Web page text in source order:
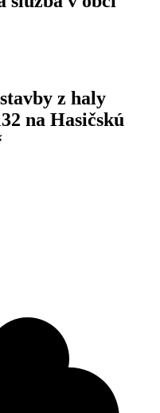
z haly
na Hasičskú